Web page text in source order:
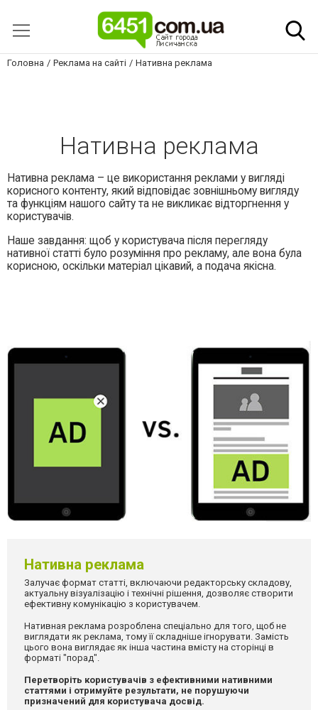
Головна Реклама на сайті Нативна реклама
Нативна реклама
Нативна реклама – це використання реклами у вигляді
корисного контенту, який відповідає зовнішньому вигляду
та функціям нашого сайту та не викликає відторгнення у
користувачів.
Наше завдання: щоб у користувача після перегляду
нативної статті було розуміння про рекламу, але вона була
корисною, оскільки матеріал цікавий, а подача якісна.
Нативна реклама
Залучає формат статті, включаючи редакторську складову,
актуальну візуалізацію і технічні рішення, дозволяє створити
ефективну комунікацію з користувачем.
Нативная реклама розроблена спеціально для того, щоб не
виглядати як реклама, тому її складніше ігнорувати. Замість
цього вона виглядає як інша частина вмісту на сторінці в
форматі "порад".
Перетворіть користувачів з ефективними нативними
статтями і отримуйте результати, не порушуючи
призначений для користувача досвід.